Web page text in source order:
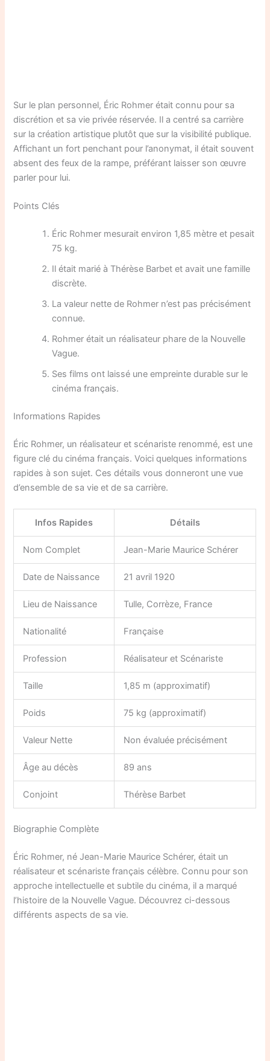
Sur le plan personnel, Éric Rohmer était connu pour sa
discrétion et sa vie privée réservée. Il a centré sa carrière
sur la création artistique plutôt que sur la visibilité publique.
Affichant un fort penchant pour l’anonymat, il était souvent
absent des feux de la rampe, préférant laisser son œuvre
parler pour lui.
Points Clés
Éric Rohmer mesurait environ 1,85 mètre et pesait
75 kg.
Il était marié à Thérèse Barbet et avait une famille
discrète.
La valeur nette de Rohmer n’est pas précisément
connue.
Rohmer était un réalisateur phare de la Nouvelle
Vague.
Ses films ont laissé une empreinte durable sur le
cinéma français.
Informations Rapides
Éric Rohmer, un réalisateur et scénariste renommé, est une
figure clé du cinéma français. Voici quelques informations
rapides à son sujet. Ces détails vous donneront une vue
d’ensemble de sa vie et de sa carrière.
Infos Rapides Détails
Nom Complet Jean-Marie Maurice Schérer
Date de Naissance 21 avril 1920
Lieu de Naissance Tulle, Corrèze, France
Nationalité Française
Profession Réalisateur et Scénariste
Taille 1,85 m (approximatif)
Poids 75 kg (approximatif)
Valeur Nette Non évaluée précisément
Âge au décès 89 ans
Conjoint Thérèse Barbet
Biographie Complète
Éric Rohmer, né Jean-Marie Maurice Schérer, était un
réalisateur et scénariste français célèbre. Connu pour son
approche intellectuelle et subtile du cinéma, il a marqué
l’histoire de la Nouvelle Vague. Découvrez ci-dessous
différents aspects de sa vie.